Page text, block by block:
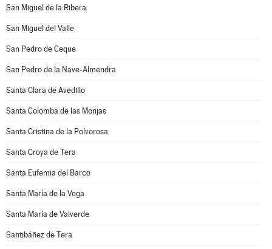
San Miguel de la Ribera
San Miguel del Valle
San Pedro de Ceque
San Pedro de la Nave-Almendra
Santa Clara de Avedillo
Santa Colomba de las Monjas
Santa Cristina de la Polvorosa
Santa Croya de Tera
Santa Eufemia del Barco
Santa María de la Vega
Santa María de Valverde
Santibáñez de Tera